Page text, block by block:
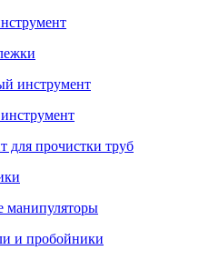
инструмент
для прочистки труб
манипуляторы
и пробойники